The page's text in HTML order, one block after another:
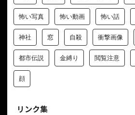
怖い写真 怖い動画 怖い話
神社 窓 自殺 衝撃画像
都市伝説 金縛り 閲覧注意
顔
リンク集